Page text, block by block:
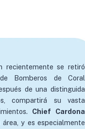
recientemente se retiró
Bomberos de Coral
de una distinguida
compartirá su vasta
Chief Cardona
y es especialmente